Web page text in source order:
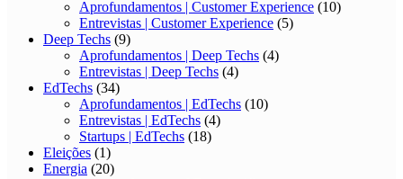
Aprofundamentos | Customer Experience (10)
Entrevistas | Customer Experience (5)
Deep Techs (9)
Aprofundamentos | Deep Techs (4)
Entrevistas | Deep Techs (4)
EdTechs (34)
Aprofundamentos | EdTechs (10)
Entrevistas | EdTechs (4)
Startups | EdTechs (18)
Eleições (1)
Energia (20)